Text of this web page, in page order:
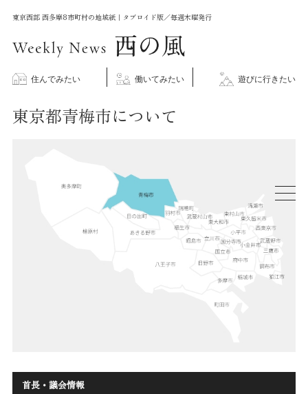
東京西部 西多摩8市町村の地域紙｜タブロイド版／毎週木曜発行
住んでみたい 働いてみたい 遊びに行きたい
東京都青梅市について
首長・議会情報